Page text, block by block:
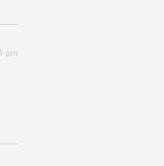
pm